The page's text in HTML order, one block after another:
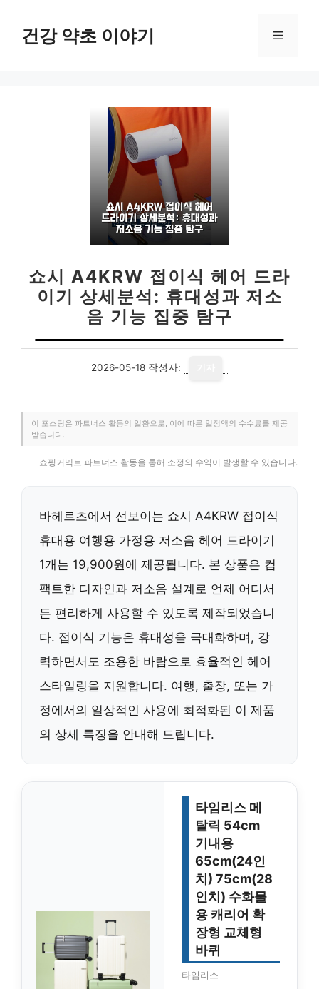
건강 약초 이야기 메
쇼시 A4KRW 접이식 헤어 드라
이기 상세분석: 휴대성과 저소
음 기능 집중 탐구
2026-05-18 작성자:
이 포스팅은 파트너스 활동의 일환으로, 이에 따른 일정액의 수수료를 제공
받습니다.
쇼핑커넥트 파트너스 활동을 통해 소정의 수익이 발생할 수 있습니다.
바헤르츠에서 선보이는 쇼시 A4KRW 접이식
휴대용 여행용 가정용 저소음 헤어 드라이기
1개는 19,900원에 제공됩니다. 본 상품은 컴
팩트한 디자인과 저소음 설계로 언제 어디서
든 편리하게 사용할 수 있도록 제작되었습니
다. 접이식 기능은 휴대성을 극대화하며, 강
력하면서도 조용한 바람으로 효율적인 헤어
스타일링을 지원합니다. 여행, 출장, 또는 가
정에서의 일상적인 사용에 최적화된 이 제품
의 상세 특징을 안내해 드립니다.
타임리스 메
탈릭 54cm
기내용
65cm(24인
치) 75cm(28
인치) 수화물
용 캐리어 확
장형 교체형
바퀴
타임리스